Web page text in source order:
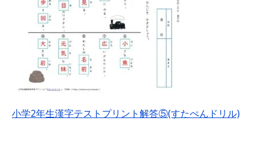
小学2年生漢字テストプリント解答⑤(すたぺんドリル)